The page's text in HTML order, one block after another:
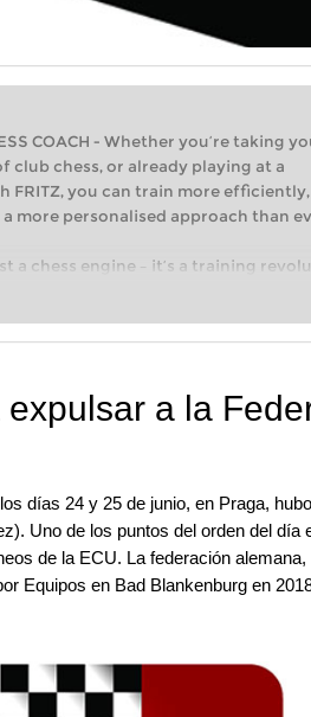
COACH - Whether you’re taking
club chess, or already playing at a
FRITZ, you can train more efficiently,
more personalised approach than
a chess engine – it’s a training
your first steps into the world of club
and with a more personalised
a la
días 24 y 25 de junio, en Praga,
Uno de los puntos del orden del
de la ECU. La federación
Equipos en Bad Blankenburg en